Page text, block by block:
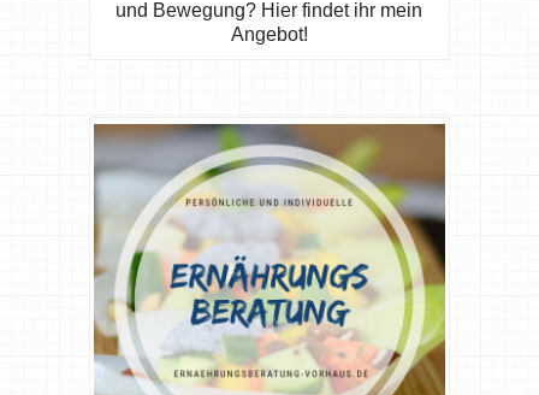
und Bewegung? Hier findet ihr mein
Angebot!